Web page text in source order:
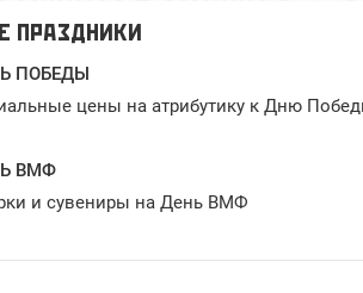
ПРАЗДНИКИ
ПОБЕДЫ
цены на атрибутику к Дню
ВМФ
и сувениры на День ВМФ